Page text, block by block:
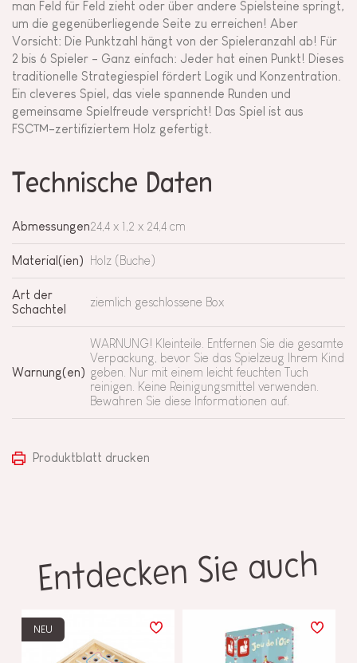
man Feld für Feld zieht oder über andere Spielsteine springt,
um die gegenüberliegende Seite zu erreichen! Aber
Vorsicht: Die Punktzahl hängt von der Spieleranzahl ab! Für
2 bis 6 Spieler - Ganz einfach: Jeder hat einen Punkt! Dieses
traditionelle Strategiespiel fördert Logik und Konzentration.
Ein cleveres Spiel, das viele spannende Runden und
gemeinsame Spielfreude verspricht! Das Spiel ist aus
FSC™-zertifiziertem Holz gefertigt.
Technische Daten
Abmessungen24,4 x 1,2 x 24,4 cm
Material(ien) Holz (Buche)
Art der
Schachtel
ziemlich geschlossene Box
Warnung(en)
WARNUNG! Kleinteile. Entfernen Sie die gesamte
Verpackung, bevor Sie das Spielzeug Ihrem Kind
geben. Nur mit einem leicht feuchten Tuch
reinigen. Keine Reinigungsmittel verwenden.
Bewahren Sie diese Informationen auf.
Produktblatt drucken
Entdecken Sie auch
NEU